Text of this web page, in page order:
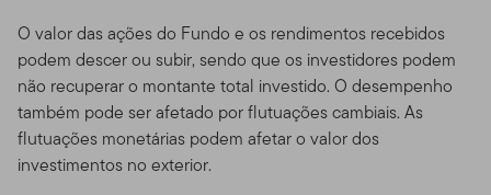
O valor das ações do Fundo e os rendimentos recebidos
podem descer ou subir, sendo que os investidores podem
não recuperar o montante total investido. O desempenho
também pode ser afetado por flutuações cambiais. As
flutuações monetárias podem afetar o valor dos
investimentos no exterior.